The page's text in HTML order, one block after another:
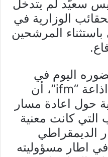
سعيّد لم يتدخل
الوزارية في
المرشحين
اليوم في
برنامج 90 دقيقة على اذاعة “ifm”، أن
حول اعادة مسار
التي كانت معنية
الديمقراطي
اطار مسؤوليته